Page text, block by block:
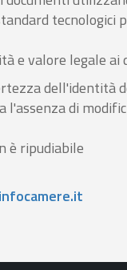
tecnologici
e valore legale ai
dell'identità
l'assenza di
è ripudiabile